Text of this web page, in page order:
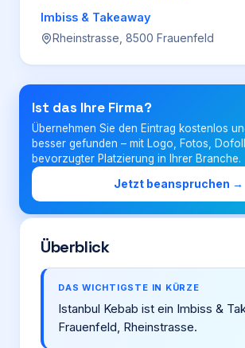
Für Firmen
Login
Firma eintragen
Imbiss & Takeaway
Rheinstrasse, 8500 Frauenfeld
Ist das Ihre Firma?
Übernehmen Sie den Eintrag kostenlos
besser gefunden – mit Logo, Fotos,
bevorzugter Platzierung in Ihrer Branche.
Jetzt beanspruchen →
Überblick
DAS WICHTIGSTE IN KÜRZE
Istanbul Kebab ist ein Imbiss &
Frauenfeld, Rheinstrasse.